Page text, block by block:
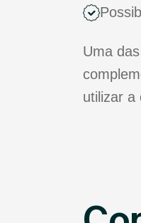
Uma
utilizar a